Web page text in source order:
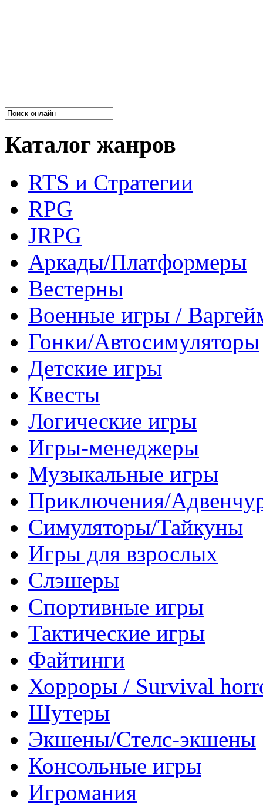
Каталог жанров
RTS и Стратегии
RPG
JRPG
Аркады/Платформеры
Вестерны
Военные игры /
Гонки/Автосимуляторы
Детские игры
Квесты
Логические игры
Игры-менеджеры
Музыкальные игры
Приключения/
Симуляторы/Тайкуны
Игры для взрослых
Слэшеры
Спортивные игры
Тактические игры
Файтинги
Хорроры / Survival
Шутеры
Экшены/Стелс-экшены
Консольные игры
Игромания